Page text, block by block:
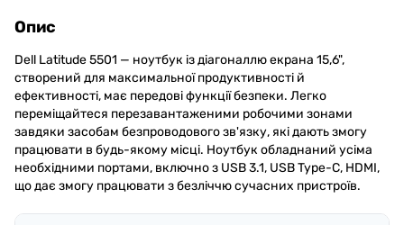
Опис
Dell Latitude 5501 — ноутбук із діагоналлю екрана 15,6",
створений для максимальної продуктивності й
ефективності, має передові функції безпеки. Легко
переміщайтеся перезавантаженими робочими зонами
завдяки засобам безпроводового зв'язку, які дають змогу
працювати в будь-якому місці. Ноутбук обладнаний усіма
необхідними портами, включно з USB 3.1, USB Type-C, HDMI,
що дає змогу працювати з безліччю сучасних пристроїв.